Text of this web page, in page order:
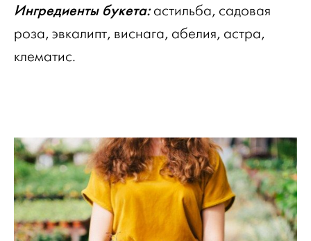
Ингредиенты букета:астильба, садовая
роза, эвкалипт, виснага, абелия, астра,
клематис.